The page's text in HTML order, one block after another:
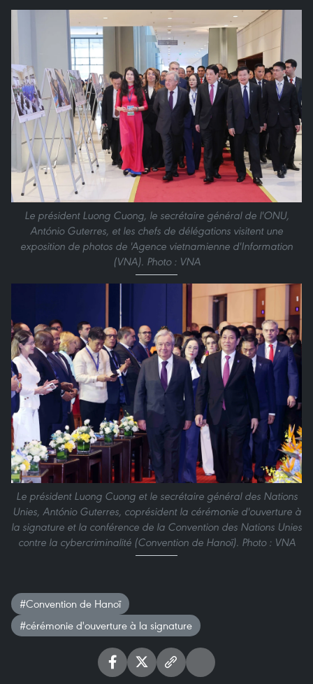
Le président Luong Cuong, le secrétaire général de l'ONU,
António Guterres, et les chefs de délégations visitent une
exposition de photos de 'Agence vietnamienne d'Information
(VNA). Photo : VNA
Le président Luong Cuong et le secrétaire général des Nations
Unies, António Guterres, coprésident la cérémonie d'ouverture à
la signature et la conférence de la Convention des Nations Unies
contre la cybercriminalité (Convention de Hanoï). Photo : VNA
#Convention de Hanoï
#cérémonie d'ouverture à la signature